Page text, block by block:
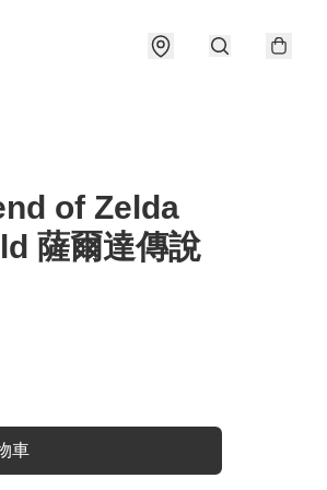
of Zelda
薩爾達傳說
車